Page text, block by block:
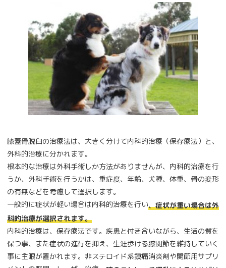
膝蓋骨脱臼の治療法は、大きく分けて内科的治療（保存療法）と、
外科的治療に分かれます。
根本的な治療は外科手術しか方法がありませんが、内科的治療を行
うか、外科手術を行うかは、重症度、年齢、犬種、体重、骨の変形
の有無などを考慮して選択します。
一般的に症状が軽い場合は内科的治療を行い、症状が重い場合は外
科的治療が選択されます。
内科的治療は、保存療法です。疾患と付き合いながら、生活の質を
保つ事、また症状の進行を抑え、生涯歩ける膝関節を維持していく
事に主眼が置かれます。非ステロイド系鎮痛消炎剤や関節用サプリ